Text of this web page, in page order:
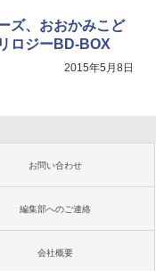
ズ、おおかみこど
ロジーBD-BOX
2015年5月8日
お問い合わせ
編集部へのご連絡
会社概要